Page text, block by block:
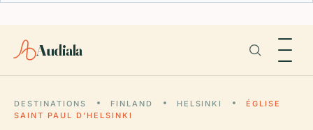
Audiala
DESTINATIONS FINLAND HELSINKI
ÉGLISE
SAINT PAUL D'HELSINKI